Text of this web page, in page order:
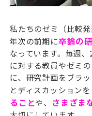
私たちのゼミ（比較
年次の前期に卒論の
なっています。毎週、
に対する教員やゼミ
に、研究計画をブラ
とディスカッションを
ることや、 さまざま